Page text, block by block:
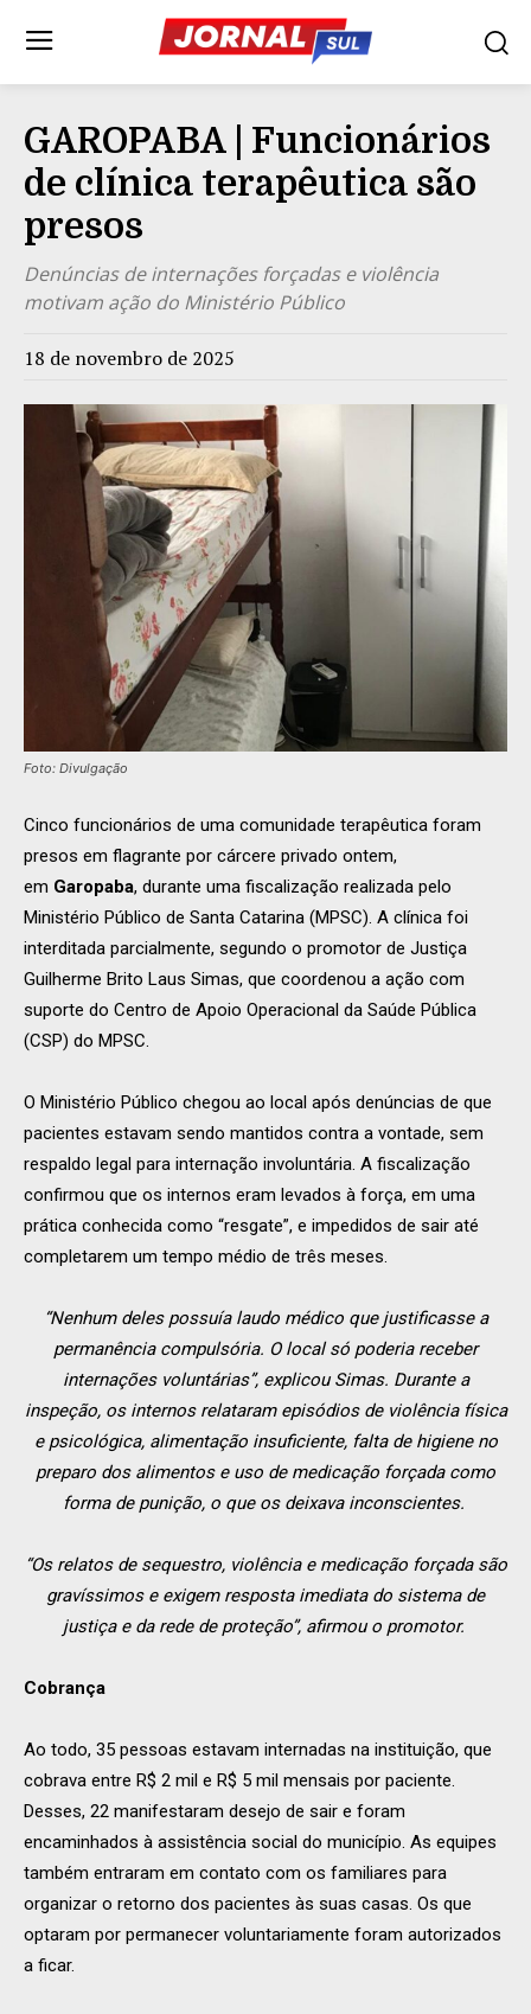
GAROPABA | Funcionários
de clínica terapêutica são
presos
Denúncias de internações forçadas e violência
motivam ação do Ministério Público
18 de novembro de 2025
Foto: Divulgação
Cinco funcionários de uma comunidade terapêutica foram
presos em flagrante por cárcere privado ontem,
em Garopaba, durante uma fiscalização realizada pelo
Ministério Público de Santa Catarina (MPSC). A clínica foi
interditada parcialmente, segundo o promotor de Justiça
Guilherme Brito Laus Simas, que coordenou a ação com
suporte do Centro de Apoio Operacional da Saúde Pública
(CSP) do MPSC.
O Ministério Público chegou ao local após denúncias de que
pacientes estavam sendo mantidos contra a vontade, sem
respaldo legal para internação involuntária. A fiscalização
confirmou que os internos eram levados à força, em uma
prática conhecida como “resgate”, e impedidos de sair até
completarem um tempo médio de três meses.
“Nenhum deles possuía laudo médico que justificasse a
permanência compulsória. O local só poderia receber
internações voluntárias”, explicou Simas. Durante a
inspeção, os internos relataram episódios de violência física
e psicológica, alimentação insuficiente, falta de higiene no
preparo dos alimentos e uso de medicação forçada como
forma de punição, o que os deixava inconscientes.
“Os relatos de sequestro, violência e medicação forçada são
gravíssimos e exigem resposta imediata do sistema de
justiça e da rede de proteção”, afirmou o promotor.
Cobrança
Ao todo, 35 pessoas estavam internadas na instituição, que
cobrava entre R$ 2 mil e R$ 5 mil mensais por paciente.
Desses, 22 manifestaram desejo de sair e foram
encaminhados à assistência social do município. As equipes
também entraram em contato com os familiares para
organizar o retorno dos pacientes às suas casas. Os que
optaram por permanecer voluntariamente foram autorizados
a ficar.